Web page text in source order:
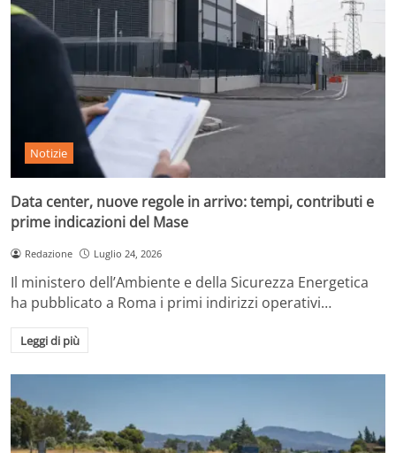
Notizie
Data center, nuove regole in arrivo: tempi, contributi e
prime indicazioni del Mase
Redazione Luglio 24, 2026
Il ministero dell’Ambiente e della Sicurezza Energetica
ha pubblicato a Roma i primi indirizzi operativi…
Leggi di più